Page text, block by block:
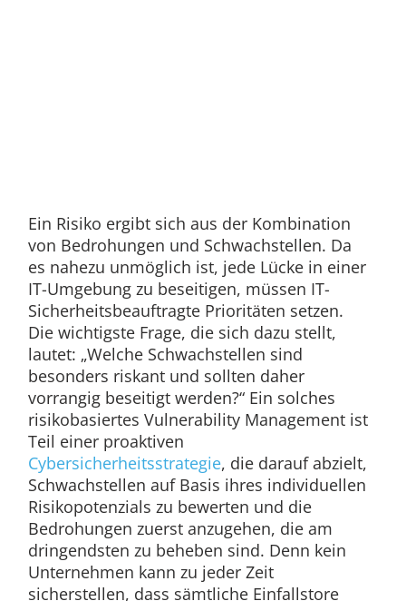
Ein Risiko ergibt sich aus der Kombination
von Bedrohungen und Schwachstellen. Da
es nahezu unmöglich ist, jede Lücke in einer
IT-Umgebung zu beseitigen, müssen IT-
Sicherheitsbeauftragte Prioritäten setzen.
Die wichtigste Frage, die sich dazu stellt,
lautet: „Welche Schwachstellen sind
besonders riskant und sollten daher
vorrangig beseitigt werden?“ Ein solches
risikobasiertes Vulnerability Management ist
Teil einer proaktiven
Cybersicherheitsstrategie, die darauf abzielt,
Schwachstellen auf Basis ihres individuellen
Risikopotenzials zu bewerten und die
Bedrohungen zuerst anzugehen, die am
dringendsten zu beheben sind. Denn kein
Unternehmen kann zu jeder Zeit
sicherstellen, dass sämtliche Einfallstore